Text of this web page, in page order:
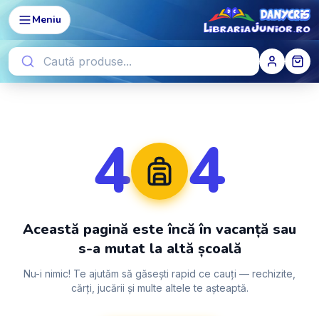
Meniu
4 4
Această pagină este încă în vacanță sau
s-a mutat la altă școală
Nu-i nimic! Te ajutăm să găsești rapid ce cauți — rechizite,
cărți, jucării și multe altele te așteaptă.